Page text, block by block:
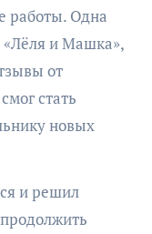
работы. Одна
«Лёля и Машка»,
от
стать
новых
и решил